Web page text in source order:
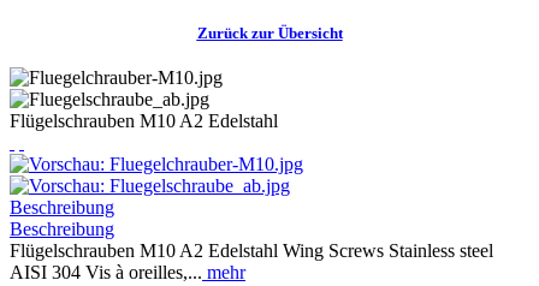
Zurück zur Übersicht
Flügelschrauben M10 A2 Edelstahl
Beschreibung
Beschreibung
Flügelschrauben M10 A2 Edelstahl Wing Screws Stainless steel
AISI 304 Vis à oreilles,... mehr